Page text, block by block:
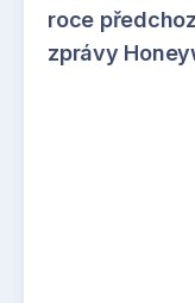
roce
zprávy